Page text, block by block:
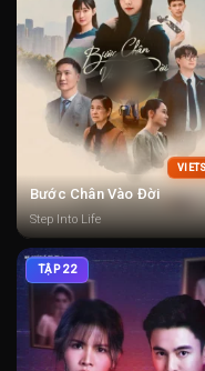
Bước Chân Vào Đời
Step Into Life
TẬP 22